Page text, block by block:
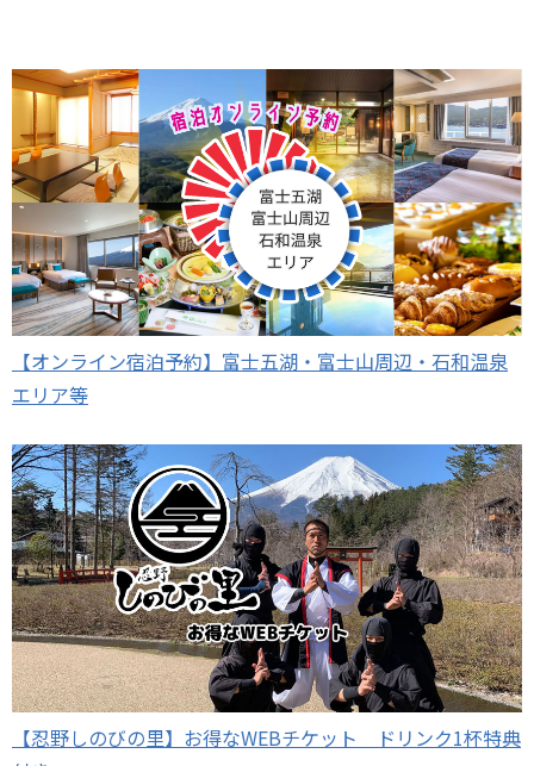
【オンライン宿泊予約】富士五湖・富士山周辺・石和温泉
エリア等
【忍野しのびの里】お得なWEBチケット ドリンク1杯特典